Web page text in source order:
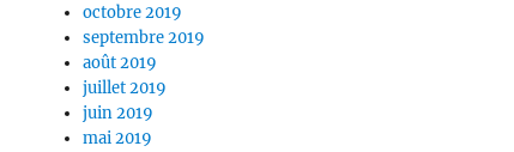
octobre 2019
septembre 2019
août 2019
juillet 2019
juin 2019
mai 2019